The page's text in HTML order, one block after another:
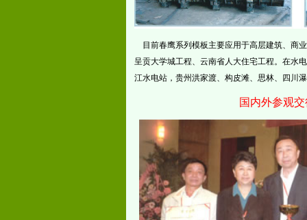
目前春鹰系列模板主要应用于高层建筑、商
呈贡大学城工程、云南省人大住宅工程。在水
江水电站，贵州洪家渡、构皮滩、思林、四川
国内外参观